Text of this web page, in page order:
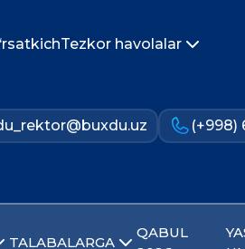
Tezkor havolalar
(+998)
TALABALARGA
QABUL